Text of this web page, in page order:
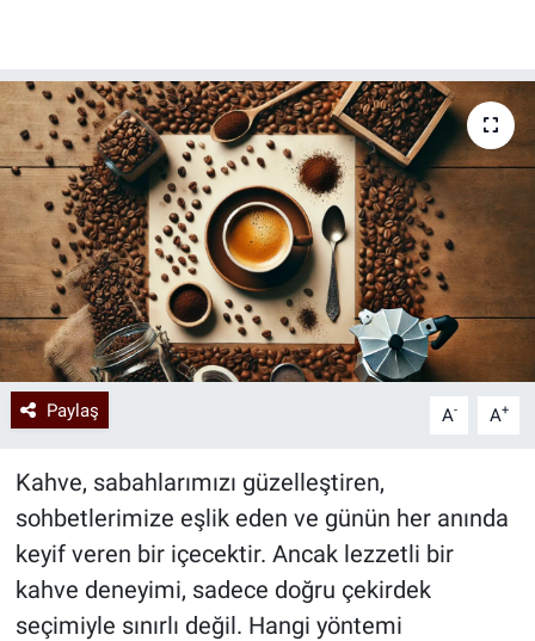
Paylaş A- A+
Kahve, sabahlarımızı güzelleştiren,
sohbetlerimize eşlik eden ve günün her anında
keyif veren bir içecektir. Ancak lezzetli bir
kahve deneyimi, sadece doğru çekirdek
seçimiyle sınırlı değil. Hangi yöntemi